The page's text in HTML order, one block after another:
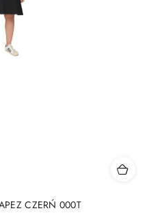
CZERŃ 000T